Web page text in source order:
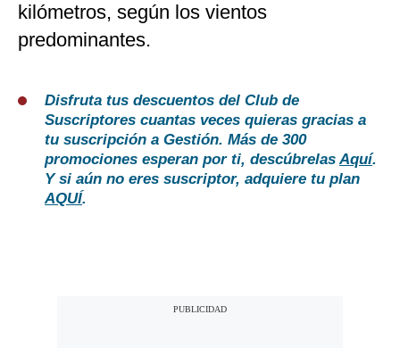
kilómetros, según los vientos
predominantes.
Disfruta tus descuentos del Club de
Suscriptores cuantas veces quieras gracias a
tu suscripción a Gestión. Más de 300
promociones esperan por ti, descúbrelasAquí.
Y si aún no eres suscriptor, adquiere tu plan
AQUÍ.